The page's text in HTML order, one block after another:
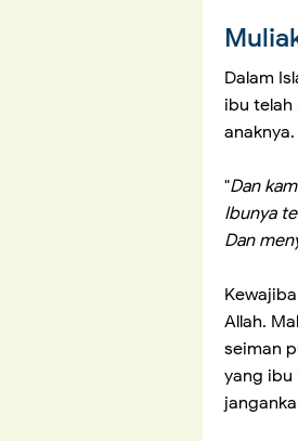
Dalam
ibu
"Dan
Ibunya
Dan
Allah.
seiman
yang ibu